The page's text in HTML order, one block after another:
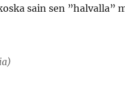
sain sen ”halvalla”